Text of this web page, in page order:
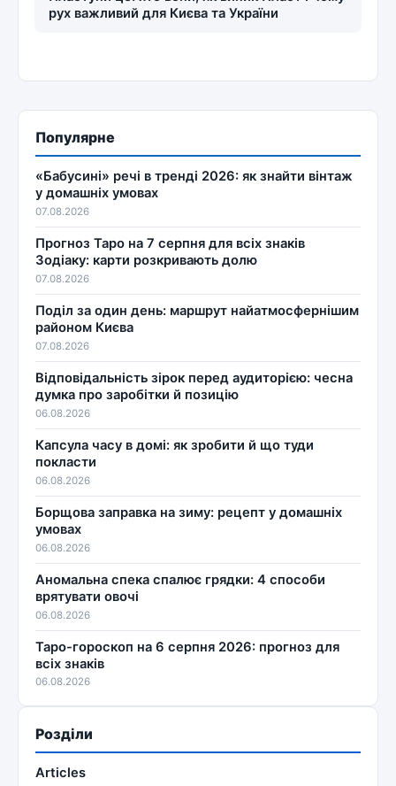
рух важливий для Києва та України
Популярне
«Бабусині» речі в тренді 2026: як знайти вінтаж
у домашніх умовах
07.08.2026
Прогноз Таро на 7 серпня для всіх знаків
Зодіаку: карти розкривають долю
07.08.2026
Поділ за один день: маршрут найатмосфернішим
районом Києва
07.08.2026
Відповідальність зірок перед аудиторією: чесна
думка про заробітки й позицію
06.08.2026
Капсула часу в домі: як зробити й що туди
покласти
06.08.2026
Борщова заправка на зиму: рецепт у домашніх
умовах
06.08.2026
Аномальна спека спалює грядки: 4 способи
врятувати овочі
06.08.2026
Таро-гороскоп на 6 серпня 2026: прогноз для
всіх знаків
06.08.2026
Розділи
Articles